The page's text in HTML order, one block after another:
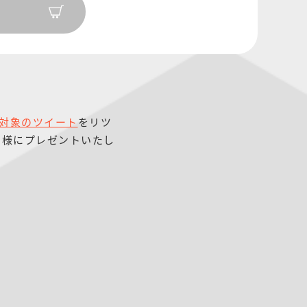
象のツイート をリツ
にプレゼントいたし